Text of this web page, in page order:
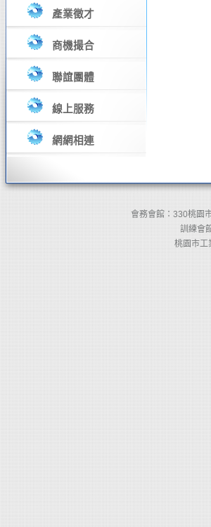
產業徵才
商機撮合
聯誼團體
線上服務
網網相連
會務會館：330桃
訓練會
桃園市